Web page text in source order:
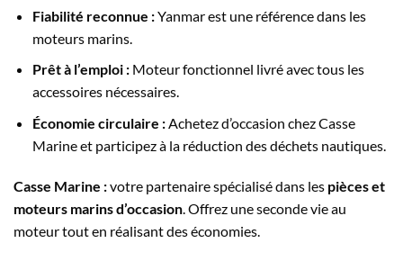
Fiabilité reconnue :Yanmar est une référence dans les
moteurs marins.
Prêt à l’emploi :Moteur fonctionnel livré avec tous les
accessoires nécessaires.
Économie circulaire :Achetez d’occasion chez Casse
Marine et participez à la réduction des déchets nautiques.
Casse Marine :votre partenaire spécialisé dans les pièces et
moteurs marins d’occasion. Offrez une seconde vie au
moteur tout en réalisant des économies.